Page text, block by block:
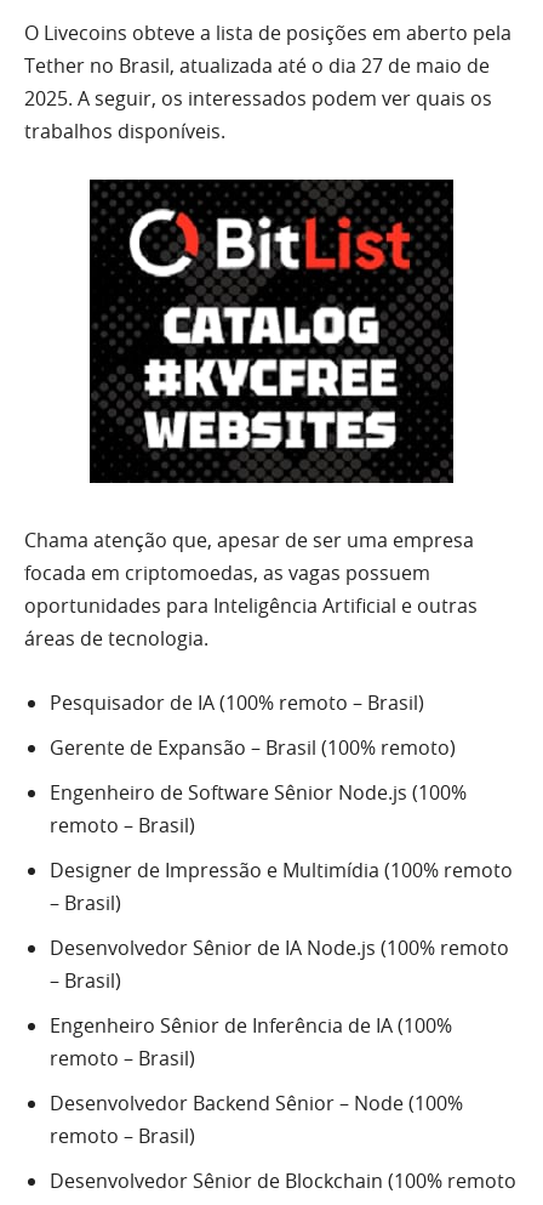
O Livecoins obteve a lista de posições em aberto pela
Tether no Brasil, atualizada até o dia 27 de maio de
2025. A seguir, os interessados podem ver quais os
trabalhos disponíveis.
Chama atenção que, apesar de ser uma empresa
focada em criptomoedas, as vagas possuem
oportunidades para Inteligência Artificial e outras
áreas de tecnologia.
Pesquisador de IA (100% remoto – Brasil)
Gerente de Expansão – Brasil (100% remoto)
Engenheiro de Software Sênior Node.js (100%
remoto – Brasil)
Designer de Impressão e Multimídia (100% remoto
– Brasil)
Desenvolvedor Sênior de IA Node.js (100% remoto
– Brasil)
Engenheiro Sênior de Inferência de IA (100%
remoto – Brasil)
Desenvolvedor Backend Sênior – Node (100%
remoto – Brasil)
Desenvolvedor Sênior de Blockchain (100% remoto